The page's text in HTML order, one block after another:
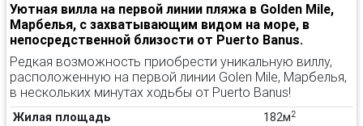
Уютная вилла на первой линии пляжа в Golden Mile,
Марбелья, с захватывающим видом на море, в
непосредственной близости от Puerto Banus.
Редкая возможность приобрести уникальную виллу,
расположенную на первой линии Golen Mile, Марбелья,
в нескольких минутах ходьбы от Puerto Banus!
Жилая площадь 182м2